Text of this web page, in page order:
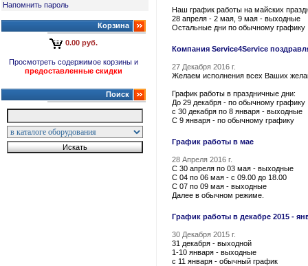
Напомнить пароль
Корзина
0.00 руб.
Просмотреть содержимое корзины и
предоставленные скидки
Поиск
Наш график работы на майских
28 апреля - 2 мая, 9 мая - выходные
Остальные дни по обычному графику
Компания Service4Service
27 Декабря 2016 г.
Желаем исполнения всех Ваших
График работы в праздничные дни:
До 29 декабря - по обычному графику
с 30 декабря по 8 января - выходные
С 9 января - по обычному графику
График работы в мае
28 Апреля 2016 г.
С 30 апреля по 03 мая - выходные
С 04 по 06 мая - с 09.00 до 18.00
С 07 по 09 мая - выходные
Далее в обычном режиме.
График работы в декабре 2015 -
30 Декабря 2015 г.
31 декабря - выходной
1-10 января - выходные
с 11 января - обычный график